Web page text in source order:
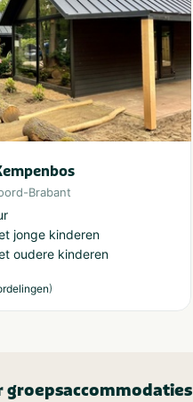
Brabant
jonge kinderen
oudere kinderen
)
groepsaccommodaties